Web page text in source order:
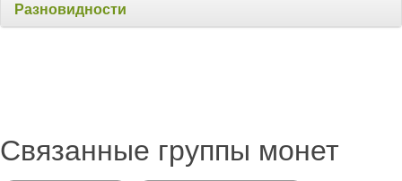
Разновидности
Связанные группы монет